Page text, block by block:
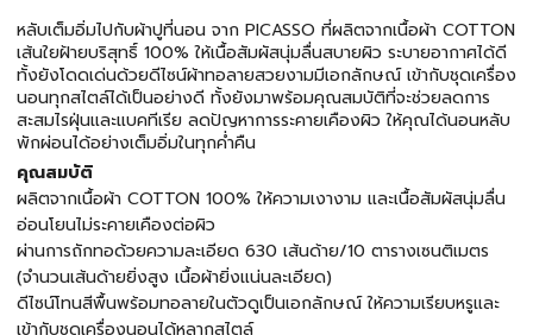
หลับเต็มอิ่มไปกับผ้าปูที่นอน จาก PICASSO ที่ผลิตจากเนื้อผ้า COTTON
เส้นใยฝ้ายบริสุทธิ์ 100% ให้เนื้อสัมผัสนุ่มลื่นสบายผิว ระบายอากาศได้ดี
ทั้งยังโดดเด่นด้วยดีไซน์ผ้าทอลายสวยงามมีเอกลักษณ์ เข้ากับชุดเครื่อง
นอนทุกสไตล์ได้เป็นอย่างดี ทั้งยังมาพร้อมคุณสมบัติที่จะช่วยลดการ
สะสมไรฝุ่นและแบคทีเรีย ลดปัญหาการระคายเคืองผิว ให้คุณได้นอนหลับ
พักผ่อนได้อย่างเต็มอิ่มในทุกค่ำคืน
คุณสมบัติ
ผลิตจากเนื้อผ้า COTTON 100% ให้ความเงางาม และเนื้อสัมผัสนุ่มลื่น
อ่อนโยนไม่ระคายเคืองต่อผิว
ผ่านการถักทอด้วยความละเอียด 630 เส้นด้าย/10 ตารางเซนติเมตร
(จำนวนเส้นด้ายยิ่งสูง เนื้อผ้ายิ่งแน่นละเอียด)
ดีไซน์โทนสีพื้นพร้อมทอลายในตัวดูเป็นเอกลักษณ์ ให้ความเรียบหรูและ
เข้ากับชุดเครื่องนอนได้หลากสไตล์